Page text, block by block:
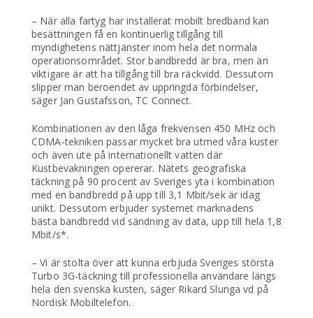
– När alla fartyg har installerat mobilt bredband kan
besättningen få en kontinuerlig tillgång till
myndighetens nättjänster inom hela det normala
operationsområdet. Stor bandbredd är bra, men än
viktigare är att ha tillgång till bra räckvidd. Dessutom
slipper man beroendet av uppringda förbindelser,
säger Jan Gustafsson, TC Connect.
Kombinationen av den låga frekvensen 450 MHz och
CDMA-tekniken passar mycket bra utmed våra kuster
och även ute på internationellt vatten där
Kustbevakningen opererar. Nätets geografiska
täckning på 90 procent av Sveriges yta i kombination
med en bandbredd på upp till 3,1 Mbit/sek är idag
unikt. Dessutom erbjuder systemet marknadens
bästa bandbredd vid sändning av data, upp till hela 1,8
Mbit/s*.
– Vi är stolta över att kunna erbjuda Sveriges största
Turbo 3G-täckning till professionella användare längs
hela den svenska kusten, säger Rikard Slunga vd på
Nordisk Mobiltelefon.